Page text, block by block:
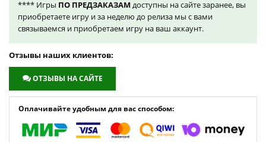
**** Игры ПО ПРЕДЗАКАЗАМ доступны на сайте заранее, вы
приобретаете игру и за неделю до релиза мы с вами
связываемся и приобретаем игру на ваш аккаунт.
Отзывы наших клиентов:
ОТЗЫВЫ НА САЙТЕ
Оплачивайте удобным для вас способом: